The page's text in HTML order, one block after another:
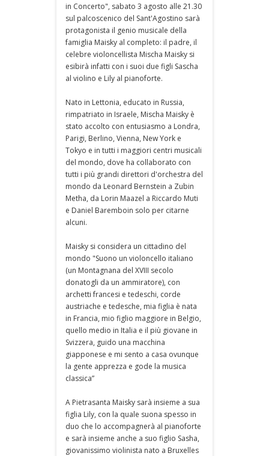
in Concerto", sabato 3 agosto alle 21.30
sul palcoscenico del Sant'Agostino sarà
protagonista il genio musicale della
famiglia Maisky al completo: il padre, il
celebre violoncellista Mischa Maisky si
esibirà infatti con i suoi due figli Sascha
al violino e Lily al pianoforte.
Nato in Lettonia, educato in Russia,
rimpatriato in Israele, Mischa Maisky è
stato accolto con entusiasmo a Londra,
Parigi, Berlino, Vienna, New York e
Tokyo e in tutti i maggiori centri musicali
del mondo, dove ha collaborato con
tutti i più grandi direttori d'orchestra del
mondo da Leonard Bernstein a Zubin
Metha, da Lorin Maazel a Riccardo Muti
e Daniel Baremboin solo per citarne
alcuni.
Maisky si considera un cittadino del
mondo "Suono un violoncello italiano
(un Montagnana del XVIII secolo
donatogli da un ammiratore), con
archetti francesi e tedeschi, corde
austriache e tedesche, mia figlia è nata
in Francia, mio figlio maggiore in Belgio,
quello medio in Italia e il più giovane in
Svizzera, guido una macchina
giapponese e mi sento a casa ovunque
la gente apprezza e gode la musica
classica”
A Pietrasanta Maisky sarà insieme a sua
figlia Lily, con la quale suona spesso in
duo che lo accompagnerà al pianoforte
e sarà insieme anche a suo figlio Sasha,
giovanissimo violinista nato a Bruxelles